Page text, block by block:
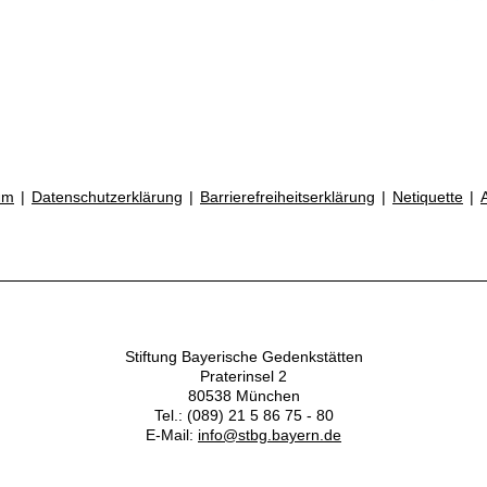
Datenschutzerklärung Barrierefreiheitserklärung Netiquette
Stiftung Bayerische Gedenkstätten
Praterinsel 2
80538 München
Tel.: (089) 21 5 86 75 - 80
E-Mail: info@stbg.bayern.de